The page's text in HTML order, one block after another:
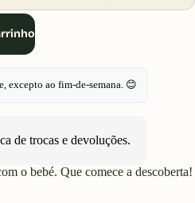
excepto ao fim-de-semana. 😊
de trocas e devoluções.
o bebé. Que comece a descoberta!